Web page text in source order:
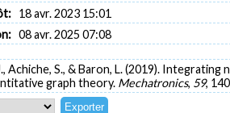
18 avr. 2023 15:01
08 avr. 2025 07:08
Achiche, S., & Baron, L. (2019).
graph theory. Mechatronics, 59,